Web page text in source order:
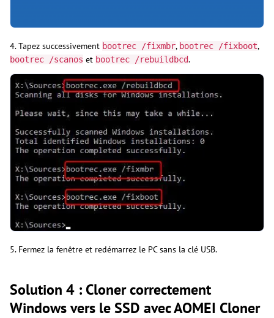
4. Tapez successivement bootrec /fixmbr, bootrec /fixboot,
bootrec /scanos et bootrec /rebuildbcd.
5. Fermez la fenêtre et redémarrez le PC sans la clé USB.
Solution 4 : Cloner correctement
Windows vers le SSD avec AOMEI Cloner